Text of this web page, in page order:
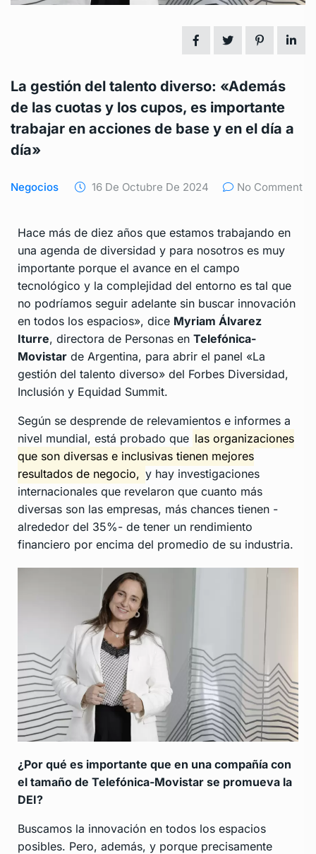
La gestión del talento diverso: «Además
de las cuotas y los cupos, es importante
trabajar en acciones de base y en el día a
día»
Negocios 16 De Octubre De 2024 No Comment
Hace más de diez años que estamos trabajando en
una agenda de diversidad y para nosotros es muy
importante porque el avance en el campo
tecnológico y la complejidad del entorno es tal que
no podríamos seguir adelante sin buscar innovación
en todos los espacios», dice Myriam Álvarez
Iturre, directora de Personas en Telefónica-
Movistar de Argentina, para abrir el panel «La
gestión del talento diverso» del Forbes Diversidad,
Inclusión y Equidad Summit.
Según se desprende de relevamientos e informes a
nivel mundial, está probado que las organizaciones
que son diversas e inclusivas tienen mejores
resultados de negocio, y hay investigaciones
internacionales que revelaron que cuanto más
diversas son las empresas, más chances tienen -
alrededor del 35%- de tener un rendimiento
financiero por encima del promedio de su industria.
¿Por qué es importante que en una compañía con
el tamaño de Telefónica-Movistar se promueva la
DEI?
Buscamos la innovación en todos los espacios
posibles. Pero, además, y porque precisamente